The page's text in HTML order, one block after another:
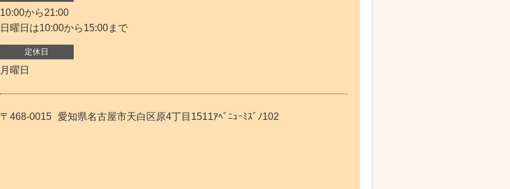
10:00から21:00
日曜日は10:00から15:00まで
定休日
月曜日
〒468-0015 愛知県名古屋市天白区原4丁目1511ｱﾍﾞﾆｭｰﾐｽﾞﾉ102